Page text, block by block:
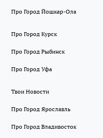
Про Город Йошкар-Ола
Про Город Курск
Про Город Рыбинск
Про Город Уфа
Твои Новости
Про Город Ярославль
Про Город Владивосток